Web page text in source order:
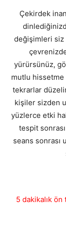
Çekirdek
değişimleri siz
yürürsünüz,
mutlu hissetme
tekrarlar
kişiler sizden
yüzlerce etki
tespit
seans sonrası
5 dakikalık